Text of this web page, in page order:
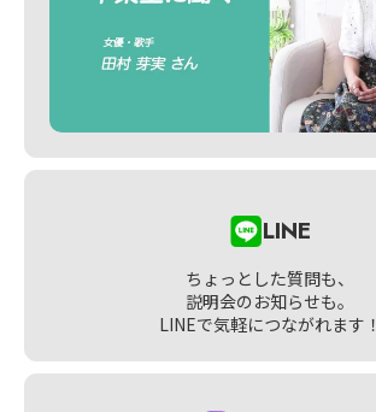
LINE
ちょっとした質問も、
説明会のお知らせも。
LINEで気軽につながれます！